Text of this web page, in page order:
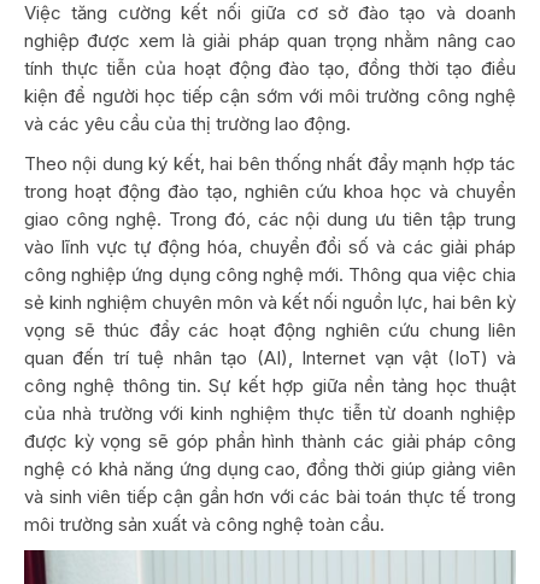
Việc tăng cường kết nối giữa cơ sở đào tạo và doanh
nghiệp được xem là giải pháp quan trọng nhằm nâng cao
tính thực tiễn của hoạt động đào tạo, đồng thời tạo điều
kiện để người học tiếp cận sớm với môi trường công nghệ
và các yêu cầu của thị trường lao động.
Theo nội dung ký kết, hai bên thống nhất đẩy mạnh hợp tác
trong hoạt động đào tạo, nghiên cứu khoa học và chuyển
giao công nghệ. Trong đó, các nội dung ưu tiên tập trung
vào lĩnh vực tự động hóa, chuyển đổi số và các giải pháp
công nghiệp ứng dụng công nghệ mới. Thông qua việc chia
sẻ kinh nghiệm chuyên môn và kết nối nguồn lực, hai bên kỳ
vọng sẽ thúc đẩy các hoạt động nghiên cứu chung liên
quan đến trí tuệ nhân tạo (AI), Internet vạn vật (IoT) và
công nghệ thông tin. Sự kết hợp giữa nền tảng học thuật
của nhà trường với kinh nghiệm thực tiễn từ doanh nghiệp
được kỳ vọng sẽ góp phần hình thành các giải pháp công
nghệ có khả năng ứng dụng cao, đồng thời giúp giảng viên
và sinh viên tiếp cận gần hơn với các bài toán thực tế trong
môi trường sản xuất và công nghệ toàn cầu.